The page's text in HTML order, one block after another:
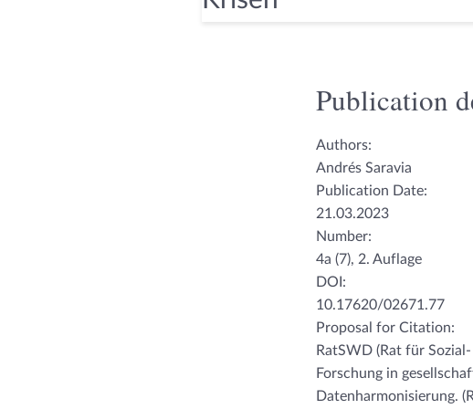
Publication
Authors:
Andrés Saravia
Publication Date:
21.03.2023
Number:
4a (7), 2. Auflage
DOI:
10.17620/02671.77
Proposal for Citation:
RatSWD (Rat für
Forschung in
Datenharmonisierung.